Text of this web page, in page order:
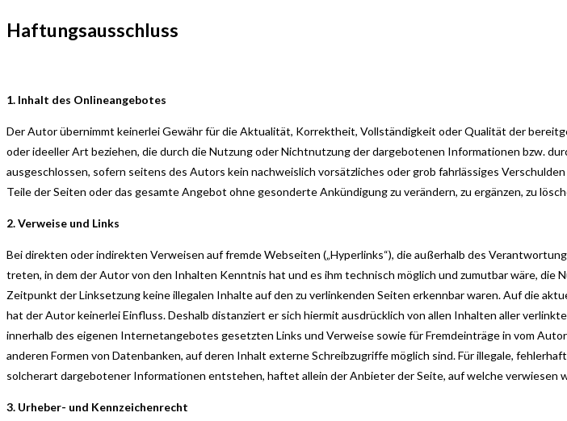
Haftungsausschluss
1. Inhalt des Onlineangebotes
Der Autor übernimmt keinerlei Gewähr für die Aktualität, Korrektheit, Vollständigkeit oder Qualität der
oder ideeller Art beziehen, die durch die Nutzung oder Nichtnutzung der dargebotenen Informationen bzw.
ausgeschlossen, sofern seitens des Autors kein nachweislich vorsätzliches oder grob fahrlässiges
Teile der Seiten oder das gesamte Angebot ohne gesonderte Ankündigung zu verändern, zu ergänzen, zu
2. Verweise und Links
Bei direkten oder indirekten Verweisen auf fremde Webseiten („Hyperlinks“), die außerhalb des
treten, in dem der Autor von den Inhalten Kenntnis hat und es ihm technisch möglich und zumutbar wäre,
Zeitpunkt der Linksetzung keine illegalen Inhalte auf den zu verlinkenden Seiten erkennbar waren. Auf die
hat der Autor keinerlei Einfluss. Deshalb distanziert er sich hiermit ausdrücklich von allen Inhalten aller
innerhalb des eigenen Internetangebotes gesetzten Links und Verweise sowie für Fremdeinträge in vom
anderen Formen von Datenbanken, auf deren Inhalt externe Schreibzugriffe möglich sind. Für illegale,
solcherart dargebotener Informationen entstehen, haftet allein der Anbieter der Seite, auf welche
3. Urheber- und Kennzeichenrecht